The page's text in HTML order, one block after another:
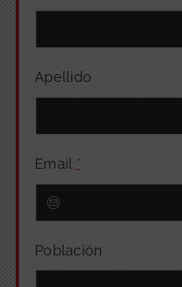
Apellido
Email *
Población